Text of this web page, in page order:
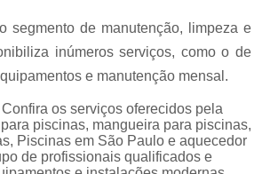
de Pressurizador de água
para Piscinas
Bombas para
Equipamento para Aquecer Piscina
Equipamentos para Aspirar Piscina
Equipamentos para Piscina
segmento de manutenção, limpeza e
inúmeros serviços, como o de
e manutenção mensal.
os serviços oferecidos pela
piscinas, mangueira para piscinas,
Piscinas em São Paulo e aquecedor
de profissionais qualificados e